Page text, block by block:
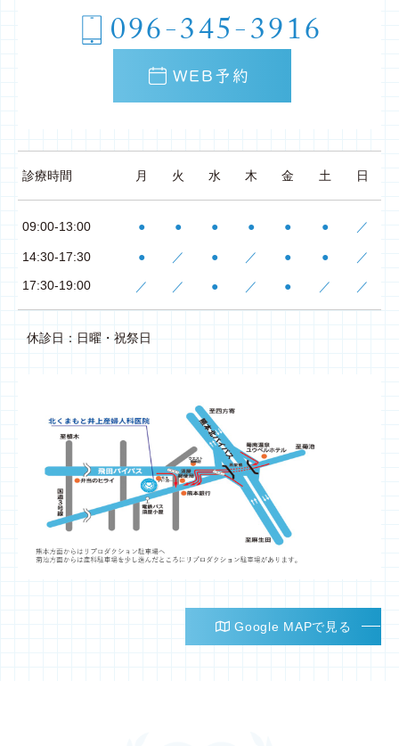
096-345-3916
WEB予約
診療時間 月 火 水 木 金 土 日
09:00-13:00 ● ● ● ● ● ● ／
14:30-17:30 ● ／ ● ／ ● ●
／
17:30-19:00
／ ／ ● ／ ● ／ ／
休診日：日曜・祝祭日
Google MAPで見る